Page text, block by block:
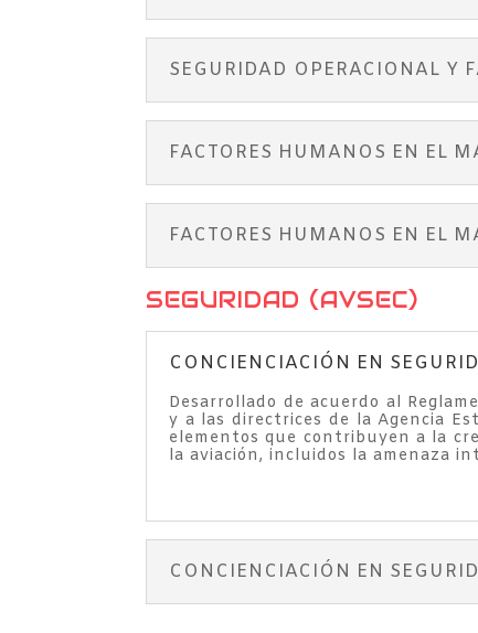
SEGURIDAD OPERACIONAL Y
FACTORES HUMANOS EN EL
FACTORES HUMANOS EN EL
SEGURIDAD (AVSEC)
CONCIENCIACIÓN EN
Desarrollado de acuerdo al
y a las directrices de la Agencia
elementos que contribuyen a la
la aviación, incluidos la amenaza
CONCIENCIACIÓN EN